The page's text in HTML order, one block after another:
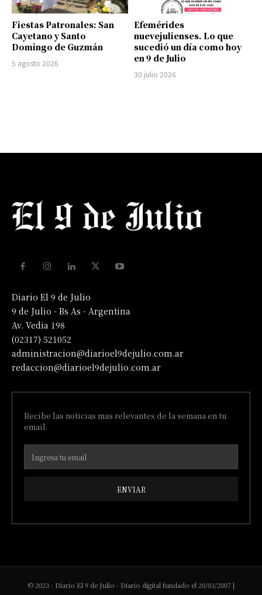
Fiestas Patronales: San
Cayetano y Santo
Domingo de Guzmán
5 agosto 2026
Efemérides
nuevejulienses. Lo que
sucedió un día como hoy
en 9 de Julio
30 julio 2026
Diario El 9 de Julio
9 de Julio - Bs As - Argentina
Av. Vedia 198
(02317) 521052
administracion@diarioel9dejulio.com.ar
redaccion@diarioel9dejulio.com.ar
Recibe las noticias mas relevantes de la semana en tu
email.
ENVIAR
© 2023 - Diario El 9 de Julio - Diario digital fundado el 20/03/2007 |